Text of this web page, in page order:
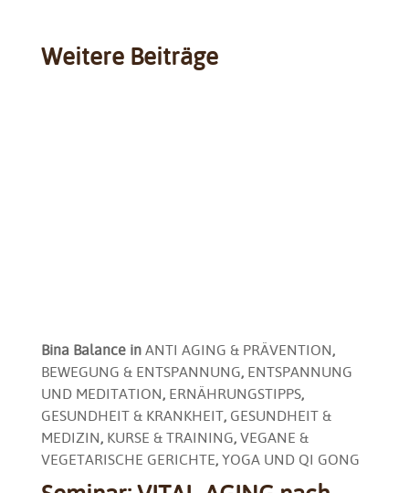
Weitere Beiträge
Bina Balancein ANTI AGING & PRÄVENTION,
BEWEGUNG & ENTSPANNUNG, ENTSPANNUNG
UND MEDITATION, ERNÄHRUNGSTIPPS,
GESUNDHEIT & KRANKHEIT, GESUNDHEIT &
MEDIZIN, KURSE & TRAINING, VEGANE &
VEGETARISCHE GERICHTE, YOGA UND QI GONG